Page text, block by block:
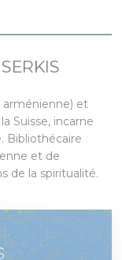
arménienne) et
Suisse, incarne
Bibliothécaire
et de
de la spiritualité.